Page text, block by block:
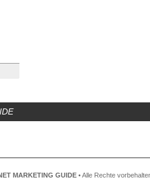
MARKETING GUIDE• Alle Rechte